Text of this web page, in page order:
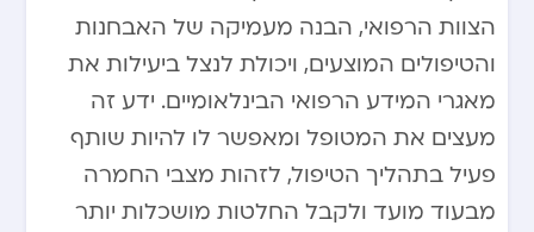
הצוות הרפואי, הבנה מעמיקה של האבחנות
והטיפולים המוצעים, ויכולת לנצל ביעילות את
מאגרי המידע הרפואי הבינלאומיים. ידע זה
מעצים את המטופל ומאפשר לו להיות שותף
פעיל בתהליך הטיפול, לזהות מצבי החמרה
מבעוד מועד ולקבל החלטות מושכלות יותר